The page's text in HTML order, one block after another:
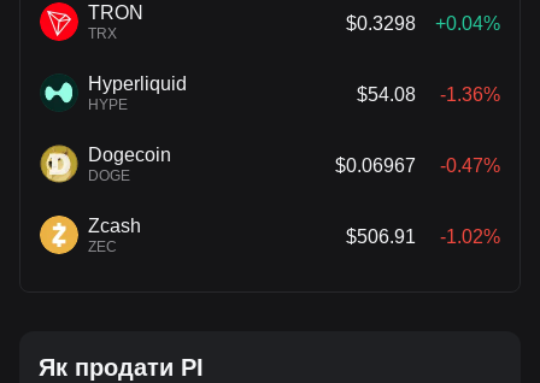
TRON
TRX
$0.3298 +0.04%
Hyperliquid
HYPE
$54.08 -1.36%
Dogecoin
DOGE
$0.06967 -0.47%
Zcash
ZEC
$506.91 -1.02%
Як продати PI